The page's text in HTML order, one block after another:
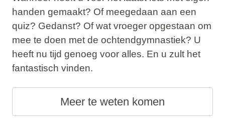
handen gemaakt? Of meegedaan aan een
quiz? Gedanst? Of wat vroeger opgestaan om
mee te doen met de ochtendgymnastiek? U
heeft nu tijd genoeg voor alles. En u zult het
fantastisch vinden.
Meer te weten komen